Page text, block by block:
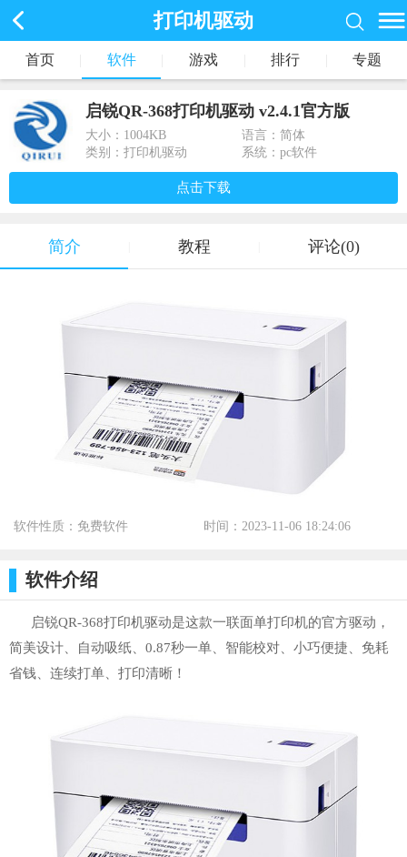
打印机驱动
首页 软件 游戏 排行 专题
启锐QR-368打印机驱动 v2.4.1官方版
大小： 1004KB
语言：简体
类别：打印机驱动
系统：pc软件
点击下载
简介 教程 评论(0)
软件性质：免费软件 时间：2023-11-06 18:24:06
软件介绍
启锐QR-368打印机驱动是这款一联面单打印机的官方驱动，
简美设计、自动吸纸、0.87秒一单、智能校对、小巧便捷、免耗
省钱、连续打单、打印清晰！